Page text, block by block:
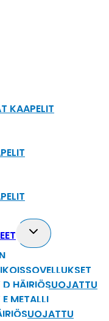
KAAPELIT
Toggle
child
D HÄIRIÖSUOJATTU
METALLI